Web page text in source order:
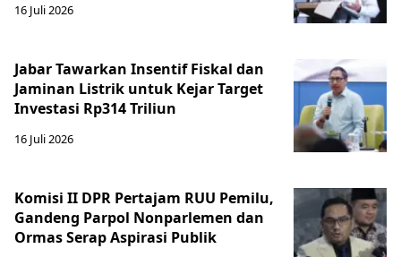
16 Juli 2026
Jabar Tawarkan Insentif Fiskal dan
Jaminan Listrik untuk Kejar Target
Investasi Rp314 Triliun
16 Juli 2026
Komisi II DPR Pertajam RUU Pemilu,
Gandeng Parpol Nonparlemen dan
Ormas Serap Aspirasi Publik